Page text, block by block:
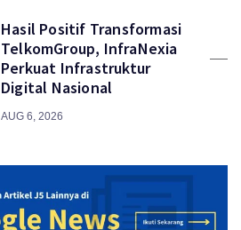
Hasil Positif Transformasi
TelkomGroup, InfraNexia
Perkuat Infrastruktur
Digital Nasional
AUG 6, 2026